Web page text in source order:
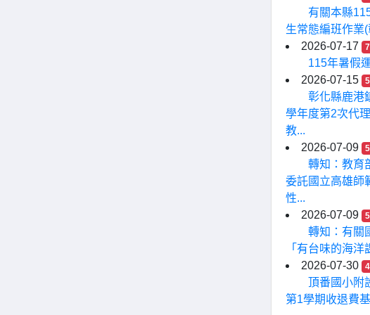
有關本縣
生常態編班作業
2026-07-17
115年暑假
2026-07-15
彰化縣鹿港
學年度第2次代
教...
2026-07-09
轉知：教育
委託國立高雄師
性...
2026-07-09
轉知：有關
「有台味的海
2026-07-30
頂番國小附
第1學期收退費